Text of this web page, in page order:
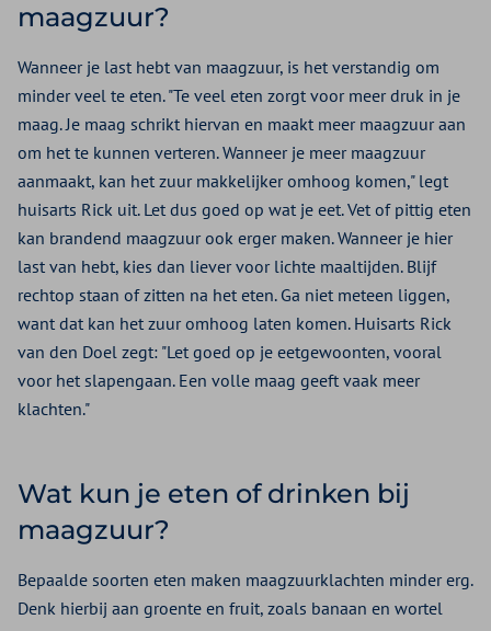
maagzuur?
Wanneer je last hebt van maagzuur, is het verstandig om
minder veel te eten. "Te veel eten zorgt voor meer druk in je
maag. Je maag schrikt hiervan en maakt meer maagzuur aan
om het te kunnen verteren. Wanneer je meer maagzuur
aanmaakt, kan het zuur makkelijker omhoog komen," legt
huisarts Rick uit. Let dus goed op wat je eet. Vet of pittig eten
kan brandend maagzuur ook erger maken. Wanneer je hier
last van hebt, kies dan liever voor lichte maaltijden. Blijf
rechtop staan of zitten na het eten. Ga niet meteen liggen,
want dat kan het zuur omhoog laten komen. Huisarts Rick
van den Doel zegt: "Let goed op je eetgewoonten, vooral
voor het slapengaan. Een volle maag geeft vaak meer
klachten."
Wat kun je eten of drinken bij
maagzuur?
Bepaalde soorten eten maken maagzuurklachten minder erg.
Denk hierbij aan groente en fruit, zoals banaan en wortel